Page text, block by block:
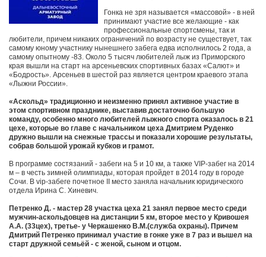
Гонка не зря называется «массовой» - в ней
принимают участие все желающие - как
профессиональные спортсмены, так и
любители, причем никаких ограничений по возрасту не существует, так
самому юному участнику нынешнего забега едва исполнилось 2 года, а
самому опытному -83. Около 5 тысяч любителей лыж из Приморского
края вышли на старт на арсеньевских спортивных базах «Салют» и
«Бодрость». Арсеньев в шестой раз является центром краевого этапа
«Лыжни России».
«Аскольд» традиционно и неизменно принял активное участие в
этом спортивном празднике, выставив достаточно большую
команду, особенно много любителей лыжного спорта оказалось в 21
цехе, которые во главе с начальником цеха Дмитрием Руденко
дружно вышли на снежные трассы и показали хорошие результаты,
собрав большой урожай кубков и грамот.
В программе состязаний - забеги на 5 и 10 км, а также VIP-забег на 2014
м – в честь зимней олимпиады, которая пройдет в 2014 году в городе
Сочи. В vip-забеге почетное II место заняла начальник юридического
отдела Ирина С. Хиневич.
Петренко Д. - мастер 28 участка цеха 21 занял первое место среди
мужчин-аскольдовцев на дистанции 5 км, второе место у Кривошея
А.А. (33цех), третье- у Черкашенко В.М.(служба охраны). Причем
Дмитрий Петренко принимал участие в гонке уже в 7 раз и вышел на
старт дружной семьёй - с женой, сыном и отцом.